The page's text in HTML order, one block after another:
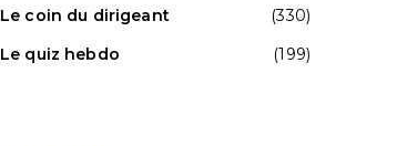
Le coin du dirigeant
(330)
Le quiz hebdo
(199)